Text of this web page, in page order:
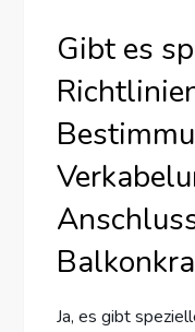
Gibt es
Ja, es gibt